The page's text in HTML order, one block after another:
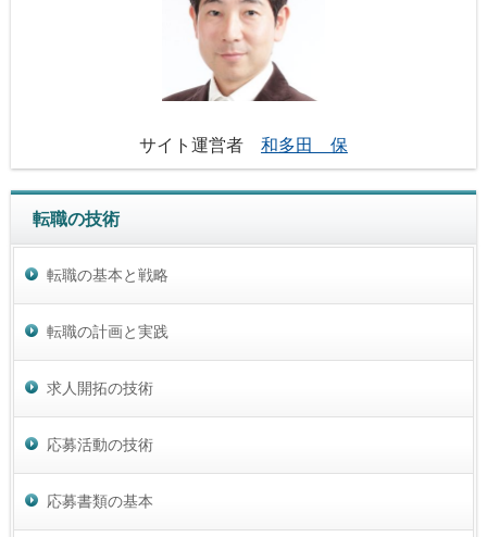
サイト運営者 和多田 保
転職の技術
転職の基本と戦略
転職の計画と実践
求人開拓の技術
応募活動の技術
応募書類の基本